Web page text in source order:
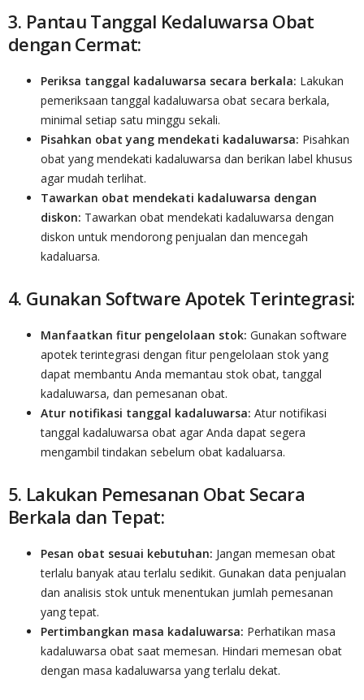
3. Pantau Tanggal Kedaluwarsa Obat
dengan Cermat:
Periksa tanggal kadaluwarsa secara berkala: Lakukan
pemeriksaan tanggal kadaluwarsa obat secara berkala,
minimal setiap satu minggu sekali.
Pisahkan obat yang mendekati kadaluwarsa: Pisahkan
obat yang mendekati kadaluwarsa dan berikan label khusus
agar mudah terlihat.
Tawarkan obat mendekati kadaluwarsa dengan
diskon: Tawarkan obat mendekati kadaluwarsa dengan
diskon untuk mendorong penjualan dan mencegah
kadaluarsa.
4. Gunakan Software Apotek Terintegrasi:
Manfaatkan fitur pengelolaan stok: Gunakan software
apotek terintegrasi dengan fitur pengelolaan stok yang
dapat membantu Anda memantau stok obat, tanggal
kadaluwarsa, dan pemesanan obat.
Atur notifikasi tanggal kadaluwarsa: Atur notifikasi
tanggal kadaluwarsa obat agar Anda dapat segera
mengambil tindakan sebelum obat kadaluarsa.
5. Lakukan Pemesanan Obat Secara
Berkala dan Tepat:
Pesan obat sesuai kebutuhan: Jangan memesan obat
terlalu banyak atau terlalu sedikit. Gunakan data penjualan
dan analisis stok untuk menentukan jumlah pemesanan
yang tepat.
Pertimbangkan masa kadaluwarsa: Perhatikan masa
kadaluwarsa obat saat memesan. Hindari memesan obat
dengan masa kadaluwarsa yang terlalu dekat.